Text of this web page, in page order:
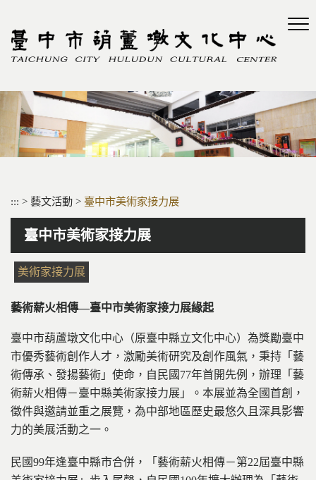
區
::: > 藝文活動 > 臺中市美術家接力展
臺中市美術家接力展
美術家接力展
藝術薪火相傳—臺中市美術家接力展緣起
臺中市葫蘆墩文化中心（原臺中縣立文化中心）為獎勵臺中
市優秀藝術創作人才，激勵美術研究及創作風氣，秉持「藝
術傳承、發揚藝術」使命，自民國77年首開先例，辦理「藝
術薪火相傳－臺中縣美術家接力展」。本展並為全國首創，
徵件與邀請並重之展覽，為中部地區歷史最悠久且深具影響
力的美展活動之一。
民國99年逢臺中縣市合併，「藝術薪火相傳－第22屆臺中縣